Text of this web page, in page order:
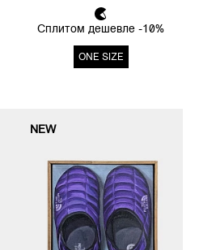
Сплитом дешевле -10%
ONE SIZE
NEW